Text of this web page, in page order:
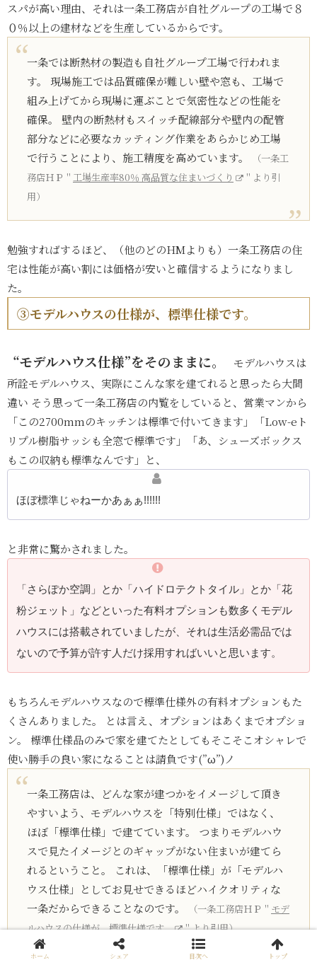
スパが高い理由、それは一条工務店が自社グループの工場で８
０％以上の建材などを生産しているからです。
一条では断熱材の製造も自社グループ工場で行われま
す。 現場施工では品質確保が難しい壁や窓も、工場で
組み上げてから現場に運ぶことで気密性などの性能を
確保。 壁内の断熱材もスイッチ配線部分や壁内の配管
部分などに必要なカッティング作業をあらかじめ工場
で行うことにより、施工精度を高めています。
（一条工
務店ＨＰ＂ 工場生産率80％ 高品質な住まいづくり
＂より引
用）
勉強すればするほど、（他のどのHMよりも）一条工務店の住
宅は性能が高い割には価格が安いと確信するようになりまし
た。
③モデルハウスの仕様が、標準仕様です。
“モデルハウス仕様”をそのままに。
モデルハウスは
所詮モデルハウス、実際にこんな家を建てれると思ったら大間
違い そう思って一条工務店の内覧をしていると、営業マンから
「この2700mmのキッチンは標準で付いてきます」「Low-eト
リプル樹脂サッシも全窓で標準です」「あ、シューズボックス
もこの収納も標準なんです」と、
ほぼ標準じゃねーかあぁぁ!!!!!!
と非常に驚かされました。
「さらぽか空調」とか「ハイドロテクトタイル」とか「花
粉ジェット」などといった有料オプションも数多くモデル
ハウスには搭載されていましたが、それは生活必需品では
ないので予算が許す人だけ採用すればいいと思います。
もちろんモデルハウスなので標準仕様外の有料オプションもた
くさんありました。 とは言え、オプションはあくまでオプショ
ン。 標準仕様品のみで家を建てたとしてもそこそこオシャレで
使い勝手の良い家になることは請負です(”ω”)ノ
一条工務店は、どんな家が建つかをイメージして頂き
やすいよう、モデルハウスを「特別仕様」ではなく、
ほぼ「標準仕様」で建てています。 つまりモデルハウ
スで見たイメージとのギャップがない住まいが建てら
れるということ。 これは、「標準仕様」が「モデルハ
ウス仕様」としてお見せできるほどハイクオリティな
一条だからできることなのです。
（一条工務店ＨＰ＂ モデ
ルハウスの仕様が、標準仕様です。
＂より引用）
ホーム シェア 目次へ トップ